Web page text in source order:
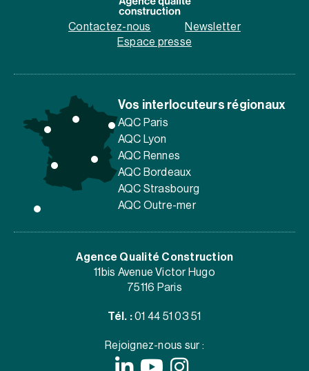
Contactez-nous
Newsletter
Espace presse
Vos interlocuteurs régionaux
AQC Paris
AQC Lyon
AQC Rennes
AQC Bordeaux
AQC Strasbourg
AQC Outre-mer
Agence Qualité Construction
11bis Avenue Victor Hugo
75116 Paris
Tél. : 01 44 51 03 51
Rejoignez-nous sur :